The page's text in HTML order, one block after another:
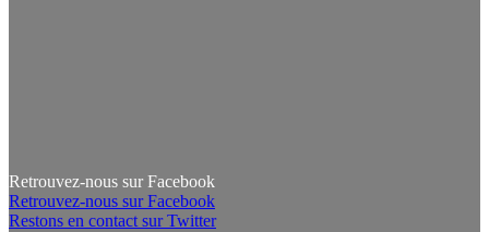
Retrouvez-nous sur Facebook
Retrouvez-nous sur Facebook
Restons en contact sur Twitter